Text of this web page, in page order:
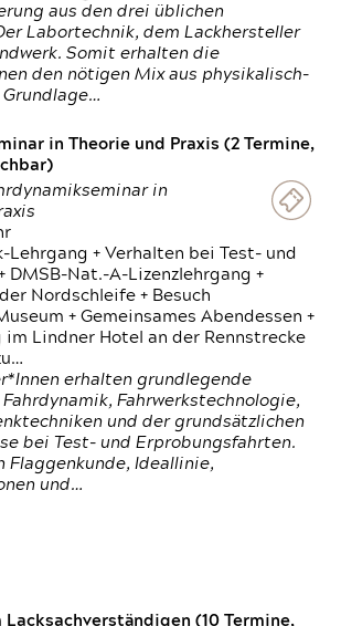
aus den drei üblichen
Labortechnik, dem Lackhersteller
Somit erhalten die
den nötigen Mix aus physikalisch-
in Theorie und Praxis (2 Termine,
in
Lehrgang + Verhalten bei Test- und
DMSB-Nat.-A-Lizenzlehrgang +
der Nordschleife + Besuch
+ Gemeinsames Abendessen +
im Lindner Hotel an der Rennstrecke
erhalten grundlegende
Fahrwerkstechnologie,
und der grundsätzlichen
bei Test- und Erprobungsfahrten.
Flaggenkunde, Ideallinie,
und…
Lacksachverständigen (10 Termine,